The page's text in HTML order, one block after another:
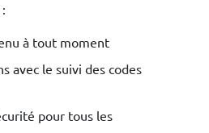
à tout moment
avec le suivi des codes
pour tous les